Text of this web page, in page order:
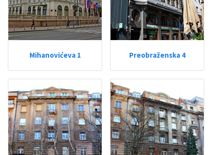
Mihanovićeva 1 Preobraženska 4